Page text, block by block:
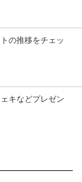
の推移をチェッ
キなどプレゼン